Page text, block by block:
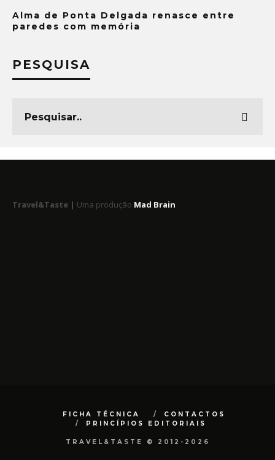
Alma de Ponta Delgada renasce entre
paredes com memória
PESQUISA
Travel&Taste | Uma produção Mad Brain
FICHA TÉCNICA
CONTACTOS
PRINCÍPIOS EDITORIAIS
TRAVEL&TASTE © 2012-2026